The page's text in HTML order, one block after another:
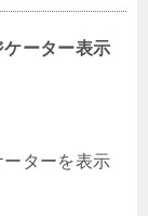
ーター表示
ターを表示